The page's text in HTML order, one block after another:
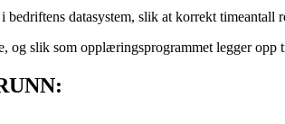
bedriftens datasystem, slik at korrekt timeantall
og slik som opplæringsprogrammet legger opp